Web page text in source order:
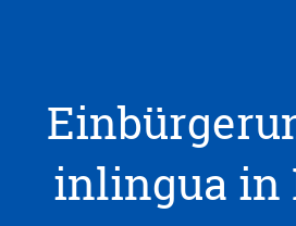
inlingua in